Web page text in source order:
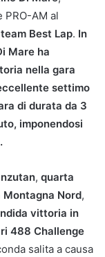
PRO-AM al
Best Lap. In
Mare ha
nella gara
settimo
di durata da 3
imponendosi
, quarta
Nord,
vittoria in
488 Challenge
salita a causa